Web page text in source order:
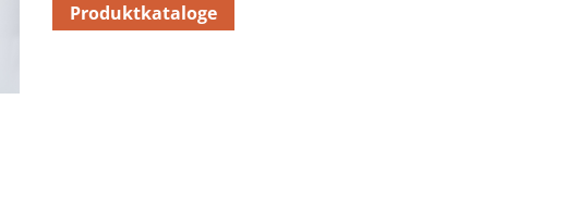
Produktkataloge